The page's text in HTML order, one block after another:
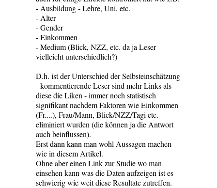
- Ausbildung - Lehre, Uni, etc.
- Alter
- Gender
- Einkommen
- Medium (Blick, NZZ, etc. da ja Leser
vielleicht unterschiedlich?)
D.h. ist der Unterschied der Selbsteinschätzung
- kommentierende Leser sind mehr Links als
diese die Liken - immer noch statistisch
signifikant nachdem Faktoren wie Einkommen
(Fr....), Frau/Mann, Blick/NZZ/Tagi etc.
eliminiert wurden (die können ja die Antwort
auch beinflussen).
Erst dann kann man wohl Aussagen machen
wie in diesem Artikel.
Ohne aber einen Link zur Studie wo man
einsehen kann was die Daten aufzeigen ist es
schwierig wie weit diese Resultate zutreffen.